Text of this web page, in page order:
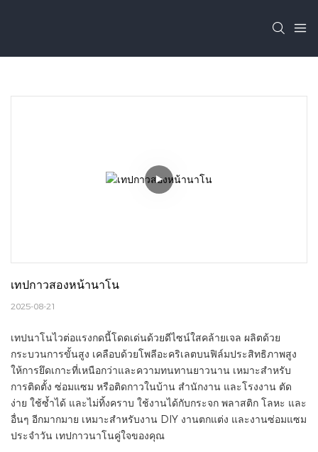
เทปกาวสองหน้านาโน
2025-08-21
เทปนาโนไวต่อแรงกดนี้โดดเด่นด้วยดีไซน์ใสคล้ายเจล ผลิตด้วย
กระบวนการขั้นสูง เคลือบด้วยโพลีอะคริเลตบนฟิล์มประสิทธิภาพสูง
ให้การยึดเกาะที่เหนือกว่าและความทนทานยาวนาน เหมาะสำหรับ
การติดตั้ง ซ่อมแซม หรือติดกาวในบ้าน สำนักงาน และโรงงาน ตัด
ง่าย ใช้ซ้ำได้ และไม่ทิ้งคราบ ใช้งานได้กับกระจก พลาสติก โลหะ และ
อื่นๆ อีกมากมาย เหมาะสำหรับงาน DIY งานตกแต่ง และงานซ่อมแซม
ประจำวัน เทปกาวนาโนคู่ใจของคุณ